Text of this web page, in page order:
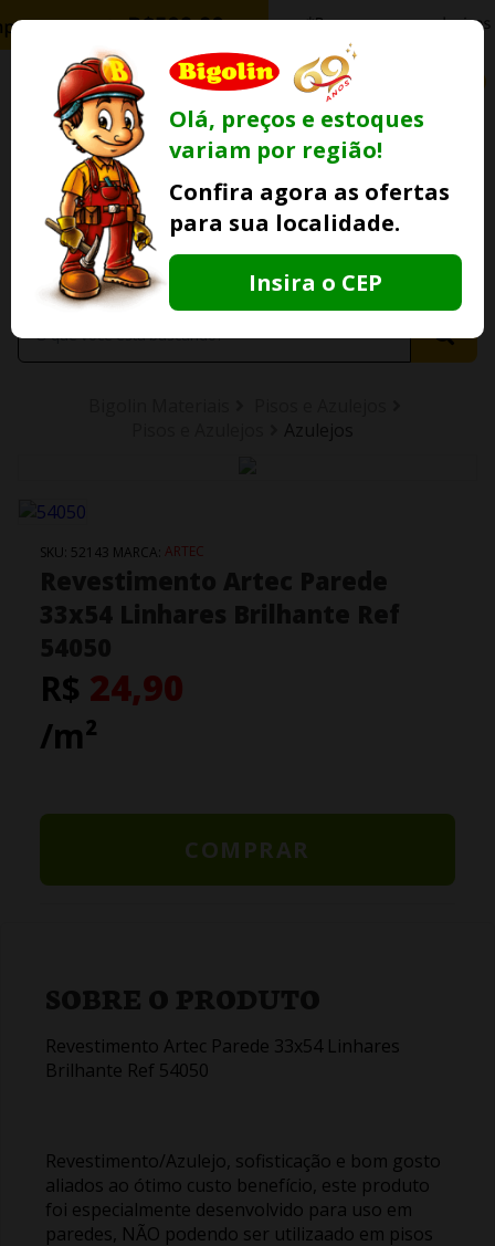
Informeseu CEP
Olá, preços e estoques
variam por região!
Confira agora as ofertas
para sua localidade.
Insira o CEP
Ofertas
Lojas Fisicas
Conta
Whatsapp
SKU: 52143 MARCA: ARTEC
R$ 24,90
/m²
COMPRAR
SOBRE O PRODUTO
Revestimento Artec Parede 33x54 Linhares
Brilhante Ref 54050
Revestimento/Azulejo, sofisticação e bom gosto
aliados ao ótimo custo benefício, este produto
foi especialmente desenvolvido para uso em
paredes, NÃO podendo ser utilizaado em pisos